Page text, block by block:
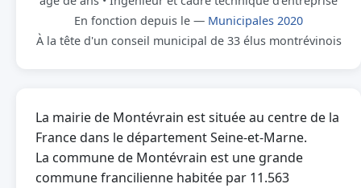
En fonction depuis le — Municipales 2020
À la tête d'un conseil municipal de 33 élus montrévinois
La mairie de Montévrain est située au centre de la
France dans le département Seine-et-Marne.
La commune de Montévrain est une grande
commune francilienne habitée par 11.563